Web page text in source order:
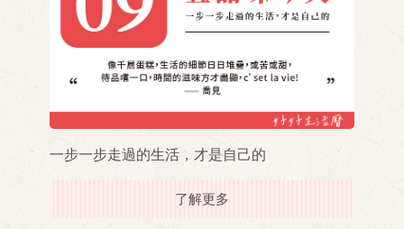
一步一步走過的生活，才是自己的
了解更多